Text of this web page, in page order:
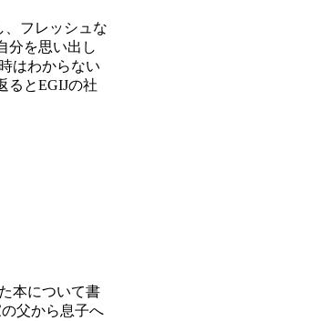
、フレッシュな
分を思い出し
はわからない
るとEGIJの社
本について書
父から息子へ